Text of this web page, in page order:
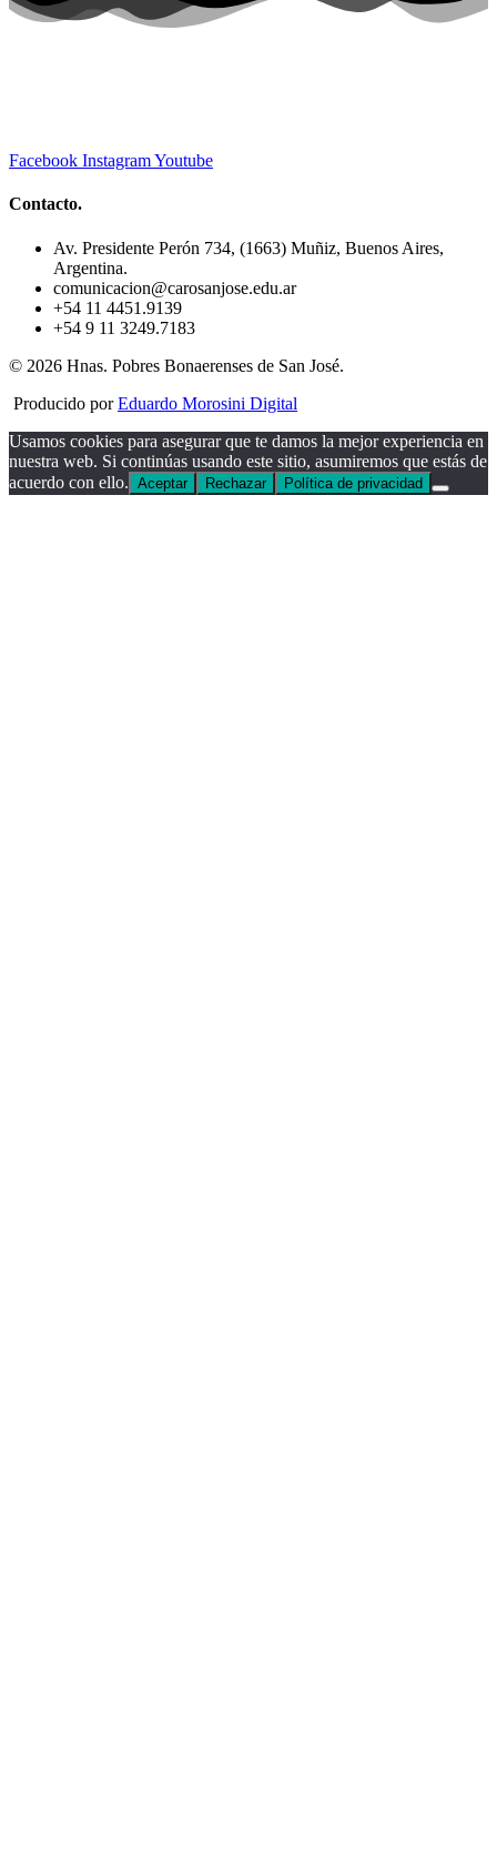
Facebook InstagramYoutube
Contacto.
Av. Presidente Perón 734, (1663) Muñiz, Buenos Aires,
Argentina.
comunicacion@carosanjose.edu.ar
+54 11 4451.9139
+54 9 11 3249.7183
© 2026 Hnas. Pobres Bonaerenses de San José.
Producido porEduardo Morosini Digital
Usamos cookies para asegurar que te damos la mejor experiencia en
nuestra web. Si continúas usando este sitio, asumiremos que estás de
acuerdo con ello. Aceptar Rechazar Política de privacidad